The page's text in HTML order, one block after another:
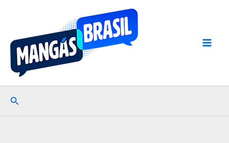
conteúdo
Pesquisar